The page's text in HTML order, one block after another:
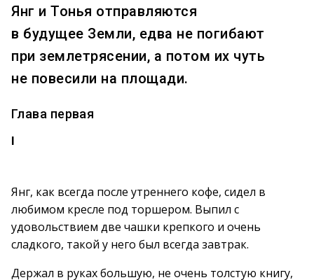
Янг и Тонья отправляются
в будущее Земли, едва не погибают
при землетрясении, а потом их чуть
не повесили на площади.
Глава первая
I
Янг, как всегда после утреннего кофе, сидел в
любимом кресле под торшером. Выпил с
удовольствием две чашки крепкого и очень
сладкого, такой у него был всегда завтрак.
Держал в руках большую, не очень толстую книгу,